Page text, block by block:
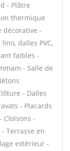
- Plâtre
thermique
décorative -
dalles PVC,
faibles -
- Salle de
- Dalles
- Placards
Cloisons -
Terrasse en
extérieur -